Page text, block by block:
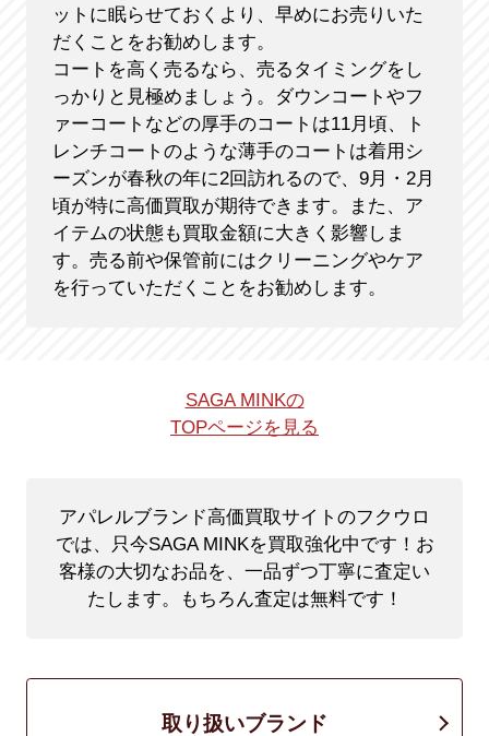
ットに眠らせておくより、早めにお売りいた
だくことをお勧めします。
コートを高く売るなら、売るタイミングをし
っかりと見極めましょう。ダウンコートやフ
ァーコートなどの厚手のコートは11月頃、ト
レンチコートのような薄手のコートは着用シ
ーズンが春秋の年に2回訪れるので、9月・2月
頃が特に高価買取が期待できます。また、ア
イテムの状態も買取金額に大きく影響しま
す。売る前や保管前にはクリーニングやケア
を行っていただくことをお勧めします。
SAGA MINKの
TOPページを見る
アパレルブランド高価買取サイトのフクウロ
では、只今SAGA MINKを買取強化中です！ お
客様の大切なお品を、一品ずつ丁寧に査定い
たします。もちろん査定は無料です！
取り扱いブランド